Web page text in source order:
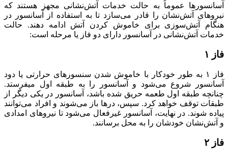
آسانسورها عموماً به حالت خدمات آتش‌نشانی مجهز هستند که
نیروهای آتش‌نشان را قادر می‌سازد تا به استفاده از آسانسور در
هنگام آتش‌سوزی برای خاموش کردن آتش ادامه دهند. حالت
خدمات آتش‌نشانی در آسانسور دارای دو فاز یا مرحله است:
فاز ۱
فاز ۱ به طور خودکار با خاموش شدن سنسورهای حرارتی یا دود
آسانسور شروع می‌شود و آسانسور را به طبقه اول می‎فرستد.
چنانچه طبقه اول طعمه حریق شده باشد، آسانسور در یکی دیگر از
طبقات توقف خواهد کرد. سپس، درها باز می‌شوند و افراد می‌توانند
پیاده شوند. در نهایت، آسانسور غیرفعال می‌شود تا نیروهای امدادی
و آتش‌نشان خودشان را به محل برسانند.
فاز ۲